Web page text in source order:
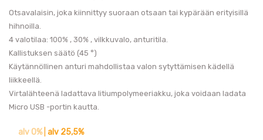
Otsavalaisin, joka kiinnittyy suoraan otsaan tai kypärään erityisillä
hihnoilla.
4 valotilaa: 100% , 30% , vilkkuvalo, anturitila.
Kallistuksen säätö (45 °)
Käytännöllinen anturi mahdollistaa valon sytyttämisen kädellä
liikkeellä.
Virtalähteenä ladattava litiumpolymeeriakku, joka voidaan ladata
Micro USB -portin kautta.
alv 0%| alv 25,5%